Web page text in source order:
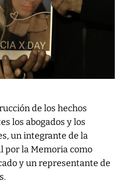
de los hechos
los abogados y los
un integrante de la
por la Memoria como
y un representante de